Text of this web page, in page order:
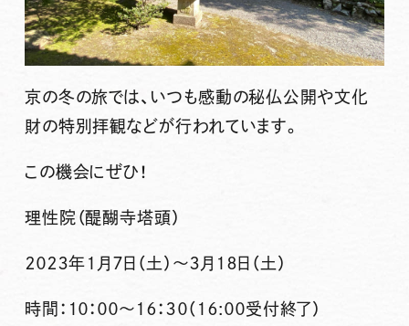
京の冬の旅では、いつも感動の秘仏公開や文化
財の特別拝観などが行われています。
この機会にぜひ！
理性院（醍醐寺塔頭）
２０２３年１月７日（土）～３月１８日（土）
時間：１０：００～１６：３０（１６:００受付終了）